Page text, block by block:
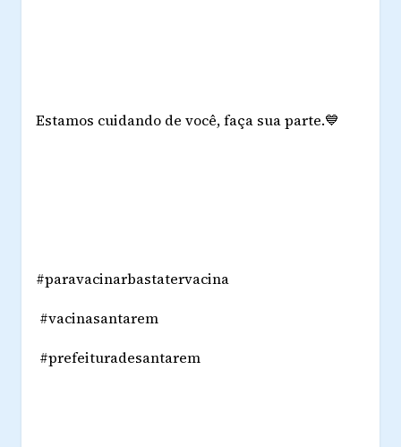
Estamos cuidando de você, faça sua parte.💙
#paravacinarbastatervacina
#vacinasantarem
#prefeituradesantarem